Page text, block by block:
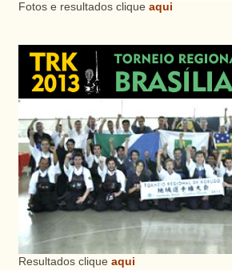
Fotos e resultados clique aqui
Resultados clique aqui